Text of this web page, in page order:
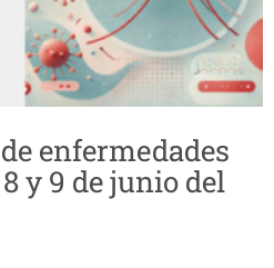
enfermedades
y 9 de junio del